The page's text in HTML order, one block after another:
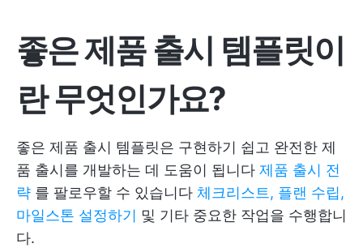
좋은 제품 출시 템플릿이
란 무엇인가요?
좋은 제품 출시 템플릿은 구현하기 쉽고 완전한 제
품 출시를 개발하는 데 도움이 됩니다 제품 출시 전
략 를 팔로우할 수 있습니다 체크리스트, 플랜 수립,
마일스톤 설정하기 및 기타 중요한 작업을 수행합니
다.